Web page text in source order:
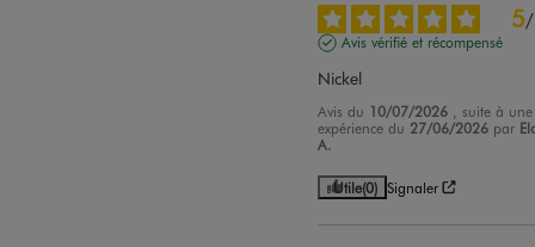
5/
Avis vérifié et récompensé
Nickel
Avis du 10/07/2026
, suite à une
expérience du 27/06/2026 par
A.
Utile(0) Signaler